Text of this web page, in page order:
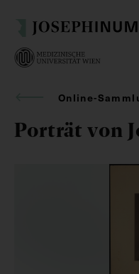
Online-
Porträt von